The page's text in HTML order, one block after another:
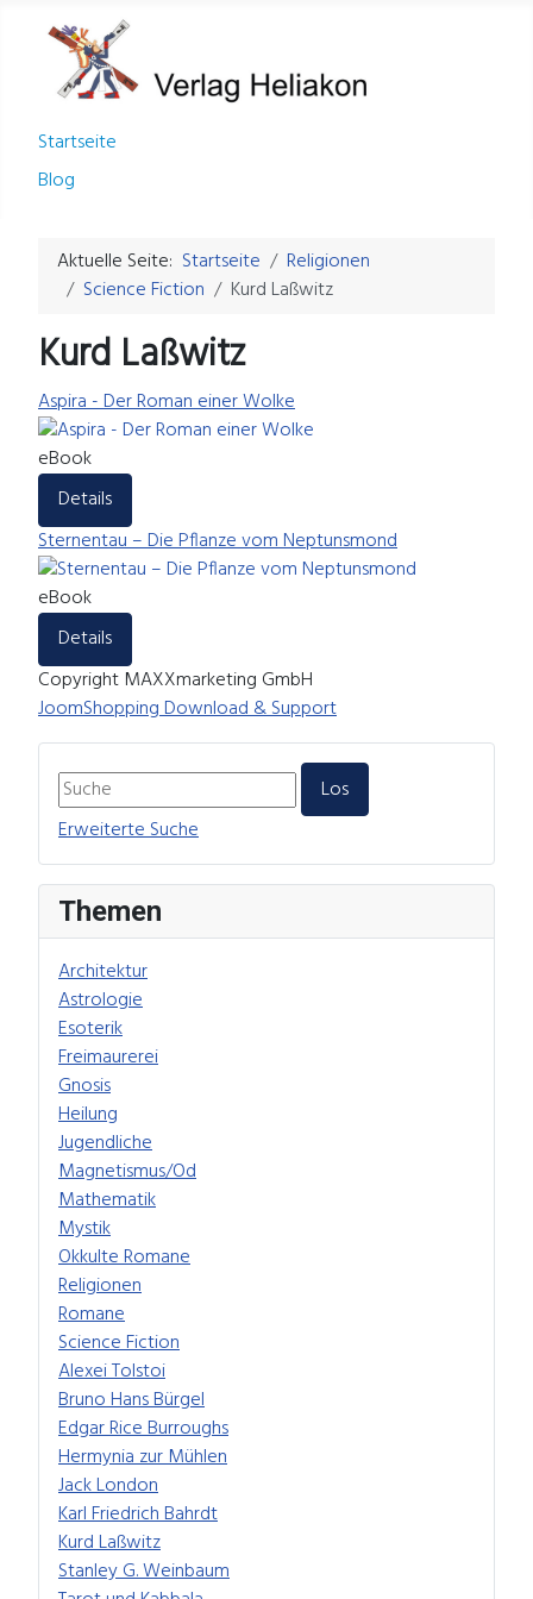
Startseite
Blog
Erweiterte Suche
Themen
Architektur
Astrologie
Esoterik
Freimaurerei
Gnosis
Heilung
Jugendliche
Magnetismus/Od
Mathematik
Mystik
Okkulte Romane
Religionen
Romane
Science Fiction
Alexei Tolstoi
Bruno Hans Bürgel
Edgar Rice Burroughs
Hermynia zur Mühlen
Jack London
Karl Friedrich Bahrdt
Kurd Laßwitz
Stanley G. Weinbaum
Aktuelle Seite: Startseite
Religionen
Science Fiction
Kurd Laßwitz
Kurd Laßwitz
Aspira - Der Roman einer Wolke
eBook
Details
Sternentau – Die Pflanze vom Neptunsmond
eBook
Details
Copyright MAXXmarketing GmbH
JoomShopping Download & Support